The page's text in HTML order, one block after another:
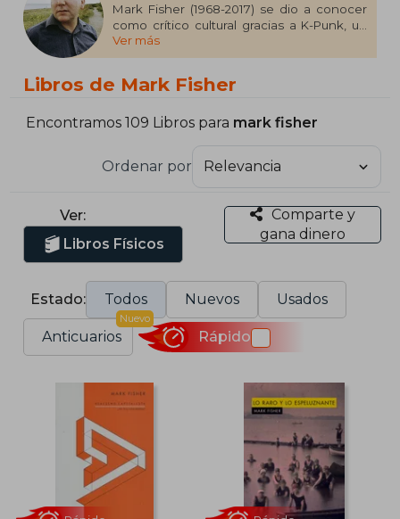
Mark Fisher (1968-2017) se dio a conocer
como crítico cultural gracias a K-Punk, un
blog pionero en los primeros años de
internet en el que escribía extensos
contemporánea, análisis político, ciencia-
publicar en revistas y diarios de prestigio
autor de los libros Realismo capitalista,
publicado en castellano por Caja Negra, y
Ghosts of my Life, una selección de
depresión y la percepción cultural de la
Ver más
Libros de Mark Fisher
Encontramos 109 Libros para mark fisher
Ordenar por
Ver:
Libros Físicos
Comparte y
gana dinero
Estado: Todos Nuevos Usados
Anticuarios
Nuevo
Rápido